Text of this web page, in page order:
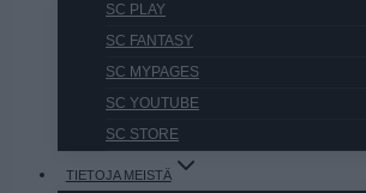
SC PLAY
SC FANTASY
SC MYPAGES
SC YOUTUBE
SC STORE
TIETOJA MEISTÄ